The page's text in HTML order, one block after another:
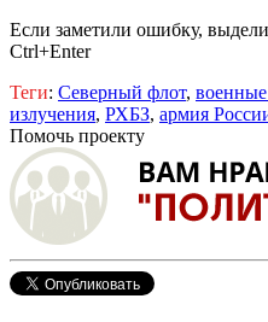
Если заметили ошибку,
Ctrl+Enter
Теги: Северный флот,
излучения, РХБЗ, армия
Помочь проекту